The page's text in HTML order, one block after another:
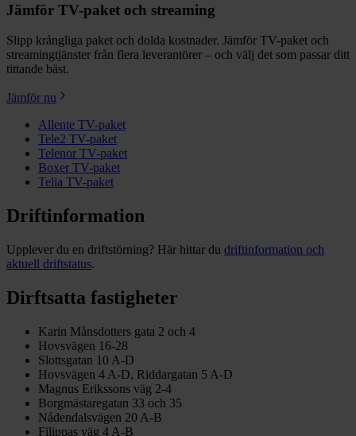
Jämför TV-paket och streaming
Slipp krångliga paket och dolda kostnader. Jämför TV-paket och
streamingtjänster från flera leverantörer – och välj det som passar ditt
tittande bäst.
Jämför nu
Allente TV-paket
Tele2 TV-paket
Telenor TV-paket
Boxer TV-paket
Telia TV-paket
Driftinformation
Upplever du en driftstörning? Här hittar du driftinformation och
aktuell driftstatus.
Dirftsatta fastigheter
Karin Månsdotters gata 2 och 4
Hovsvägen 16-28
Slottsgatan 10 A-D
Hovsvägen 4 A-D, Riddargatan 5 A-D
Magnus Erikssons väg 2-4
Borgmästaregatan 33 och 35
Nådendalsvägen 20 A-B
Filippas väg 4 A-B